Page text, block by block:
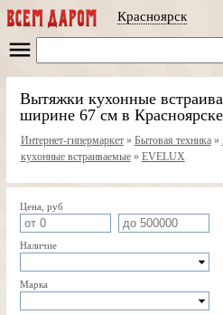
Красноярск
Вытяжки кухонные
ширине 67 см в Красноярске
Интернет-гипермаркет» Бытовая техника»
кухонные встраиваемые» EVELUX
Цена, руб
Наличие
Марка